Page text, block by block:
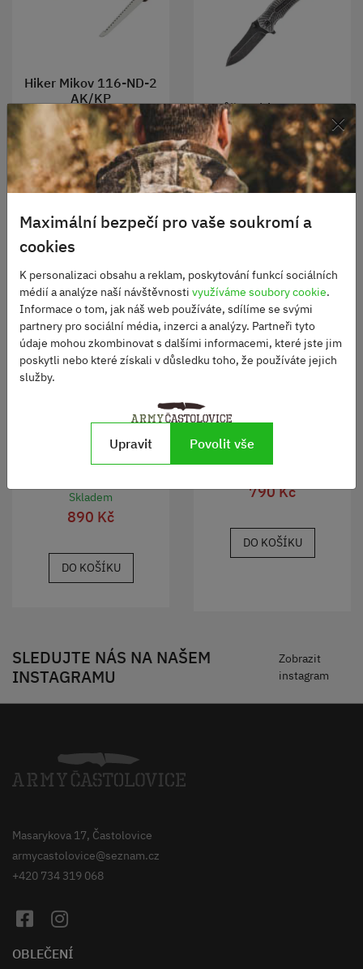
Hiker Mikov 116-ND-2
AK/KP
Skladem
1960 Kč
DO KOŠÍKU
Nůž Smith&Wesson
STONEWASH
Není skladem
685 Kč
DO KOŠÍKU
Skladem
890 Kč
DO KOŠÍKU
Spartan
790 Kč
DO KOŠÍKU
SLEDUJTE NÁS NA NAŠEM
INSTAGRAMU
Zobrazit
instagram
Masarykova 17, Častolovice
armycastolovice@seznam.cz
+420 734 319 068
OBLEČENÍ
×
Maximální bezpečí pro vaše soukromí a
cookies
K personalizaci obsahu a reklam, poskytování funkcí sociálních
médií a analýze naší návštěvnosti využíváme soubory cookie.
Informace o tom, jak náš web používáte, sdílíme se svými
partnery pro sociální média, inzerci a analýzy. Partneři tyto
údaje mohou zkombinovat s dalšími informacemi, které jste jim
poskytli nebo které získali v důsledku toho, že používáte jejich
služby.
Upravit Povolit vše